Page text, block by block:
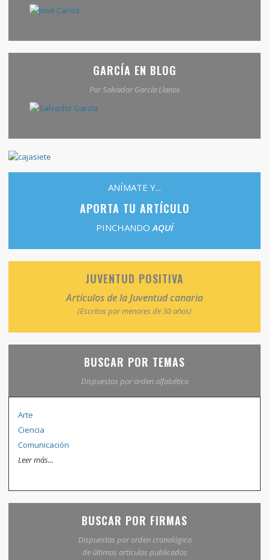
GARCÍA EN BLOG
Por Salvador García Llanos
ANÍMATE Y...
APORTA TU ARTÍCULO
PINCHANDOAQUÍ
JUVENTUD POSITIVA
Artículos de la Juventud canaria
(Escritos por menores de 30 años)
BUSCAR POR TEMAS
Dispuestos por orden alfabético
Arte
Ciencia
Comunicación
Leer más...
BUSCAR POR FIRMAS
Dispuestas por orden cronológico
de últimos artículos publicados